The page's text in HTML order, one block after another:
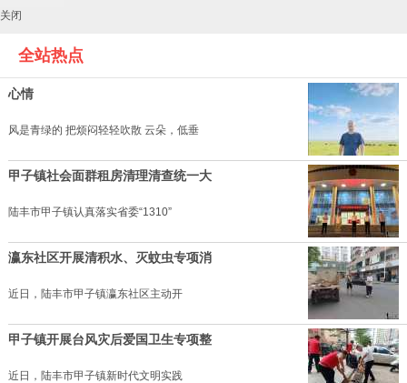
关闭
全站热点
心情
风是青绿的 把烦闷轻轻吹散 云朵，低垂
甲子镇社会面群租房清理清查统一大
陆丰市甲子镇认真落实省委“1310”
瀛东社区开展清积水、灭蚊虫专项消
近日，陆丰市甲子镇瀛东社区主动开
甲子镇开展台风灾后爱国卫生专项整
近日，陆丰市甲子镇新时代文明实践